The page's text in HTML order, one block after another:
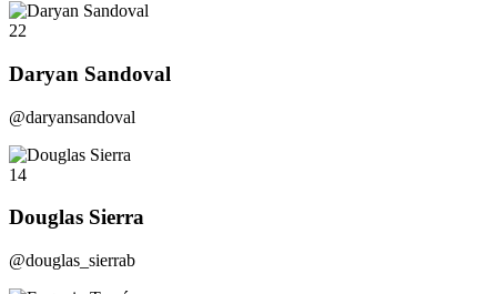
22
Daryan Sandoval
@daryansandoval
14
Douglas Sierra
@douglas_sierrab